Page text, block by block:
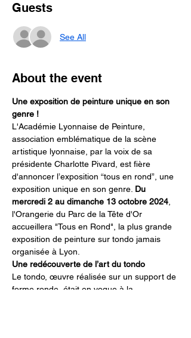
Guests
See All
About the event
Une exposition de peinture unique en son
genre !
L'Académie Lyonnaise de Peinture,
association emblématique de la scène
artistique lyonnaise, par la voix de sa
présidente Charlotte Pivard, est fière
d'annoncer l’exposition “tous en rond”, une
exposition unique en son genre. Du
mercredi 2 au dimanche 13 octobre 2024
l'Orangerie du Parc de la Tête d'Or
accueillera "Tous en Rond", la plus grande
exposition de peinture sur tondo jamais
organisée à Lyon.
Une redécouverte de l’art du tondo
Le tondo, œuvre réalisée sur un support de
forme ronde, était en vogue à la